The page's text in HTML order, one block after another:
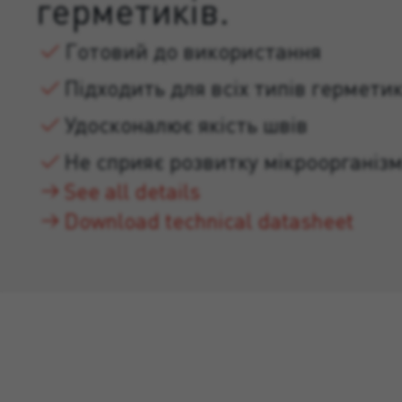
герметиків.
Готовий до використання
Підходить для всіх типів
Удосконалює якість швів
Не сприяє розвитку
See all details
Download technical datasheet